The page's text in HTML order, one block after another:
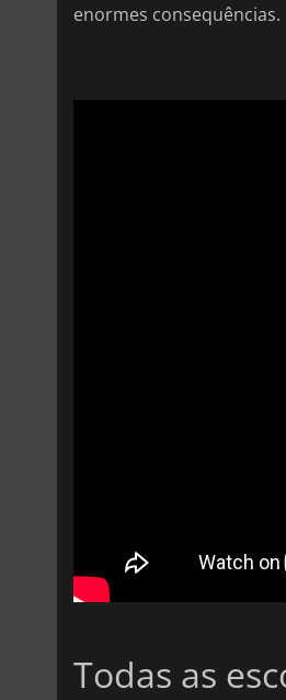
enormes consequências.
Todas as